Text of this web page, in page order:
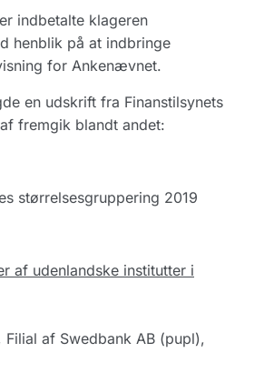
indbetalte klageren
henblik på at indbringe
for Ankenævnet.
en udskrift fra Finanstilsynets
fremgik blandt andet:
størrelsesgruppering 2019
af udenlandske institutter i
af Swedbank AB (pupl),